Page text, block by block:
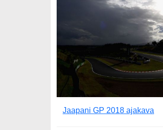
Jaapani GP 2018 ajakava